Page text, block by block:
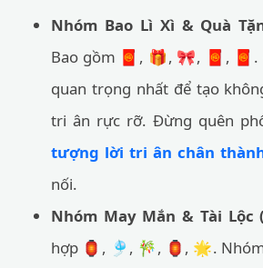
Nhóm Bao Lì Xì & Quà
Bao gồm 🧧, 🎁, 🎀, 🧧, 🧧.
quan trọng nhất để tạo
tri ân rực rỡ. Đừng quên
tượng lời tri ân chân
nối.
Nhóm May Mắn & Tài Lộc
hợp 🏮, 🎐, 🎋, 🏮, 🌟.